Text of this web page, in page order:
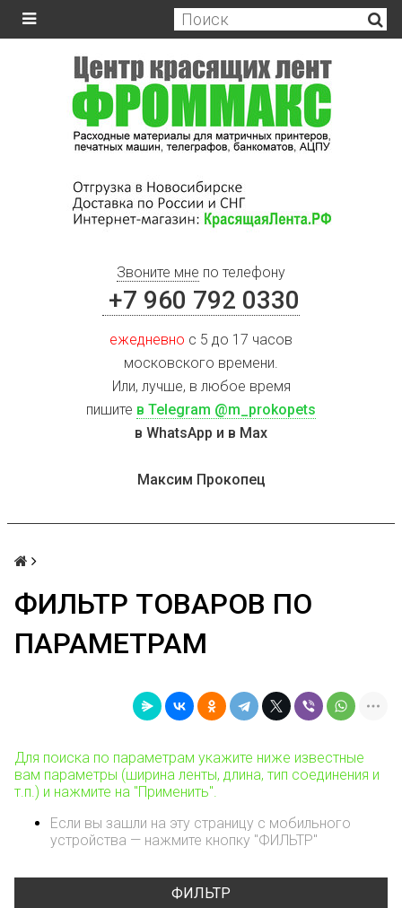
Звоните мне по телефону
+7 960 792 0330
ежедневно с 5 до 17 часов
московского времени.
Или, лучше, в любое время
пишите в Telegram @m_prokopets
в WhatsApp и в Max
Максим Прокопец
ФИЛЬТР ТОВАРОВ ПО
ПАРАМЕТРАМ
Для поиска по параметрам укажите ниже известные
вам параметры (ширина ленты, длина, тип соединения и
т.п.) и нажмите на "Применить".
Если вы зашли на эту страницу с мобильного
устройства — нажмите кнопку "ФИЛЬТР"
ФИЛЬТР